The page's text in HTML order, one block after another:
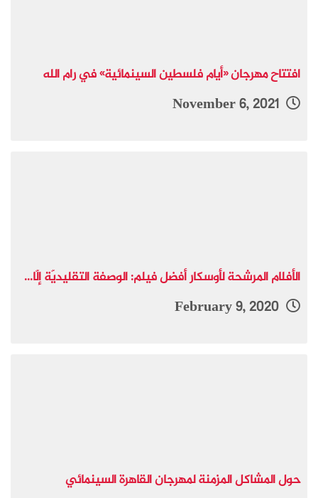
افتتاح مهرجان «أيام فلسطين السينمائية» في رام الله
الأفلام المرشحة لأوسكار أفضل فيلم: الوصفة التقليديّة إلّا...
حول المشاكل المزمنة لمهرجان القاهرة السينمائي